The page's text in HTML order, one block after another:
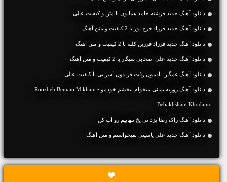
دانلود آهنگ جديد فرشته حامد همایون با متن و کیفیت عالی
دانلود آهنگ جديد فرزاد فرخ نور با 2 کیفیت و متن آهنگ
دانلود آهنگ جديد فرزاد فرزین کلبه با 2 کیفیت و متن آهنگ
دانلود آهنگ جديد علی اصحابی سیگار با 2 کیفیت و متن آهنگ
دانلود آهنگ غمگین یادمون رفت فریدون آسرایی با کیفیت عالی
دانلود آهنگ روزبه بمانی میخوام ببخشم خودمو • Roozbeh Bemani Mikham
Bebakhsham Khodamo
دانلود آهنگ راک رضا یزدانی یخ تنهاییم رو آب کن
دانلود آهنگ جديد علی یاسینی نمیخواستم و متن آهنگ